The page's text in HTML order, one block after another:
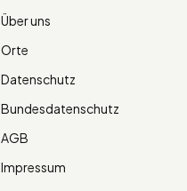
Über uns
Orte
Datenschutz
Bundesdatenschutz
AGB
Impressum